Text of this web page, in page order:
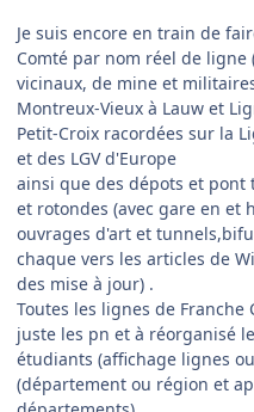
Je suis encore en train de
Comté par nom réel de
vicinaux, de mine et
Montreux-Vieux à Lauw et
Petit-Croix racordées sur la
et des LGV d'Europe
ainsi que des dépots et
et rotondes (avec gare en et
ouvrages d'art et
chaque vers les articles de
des mise à jour) .
Toutes les lignes de
juste les pn et à réorganisé
étudiants (affichage lignes
(département ou région et